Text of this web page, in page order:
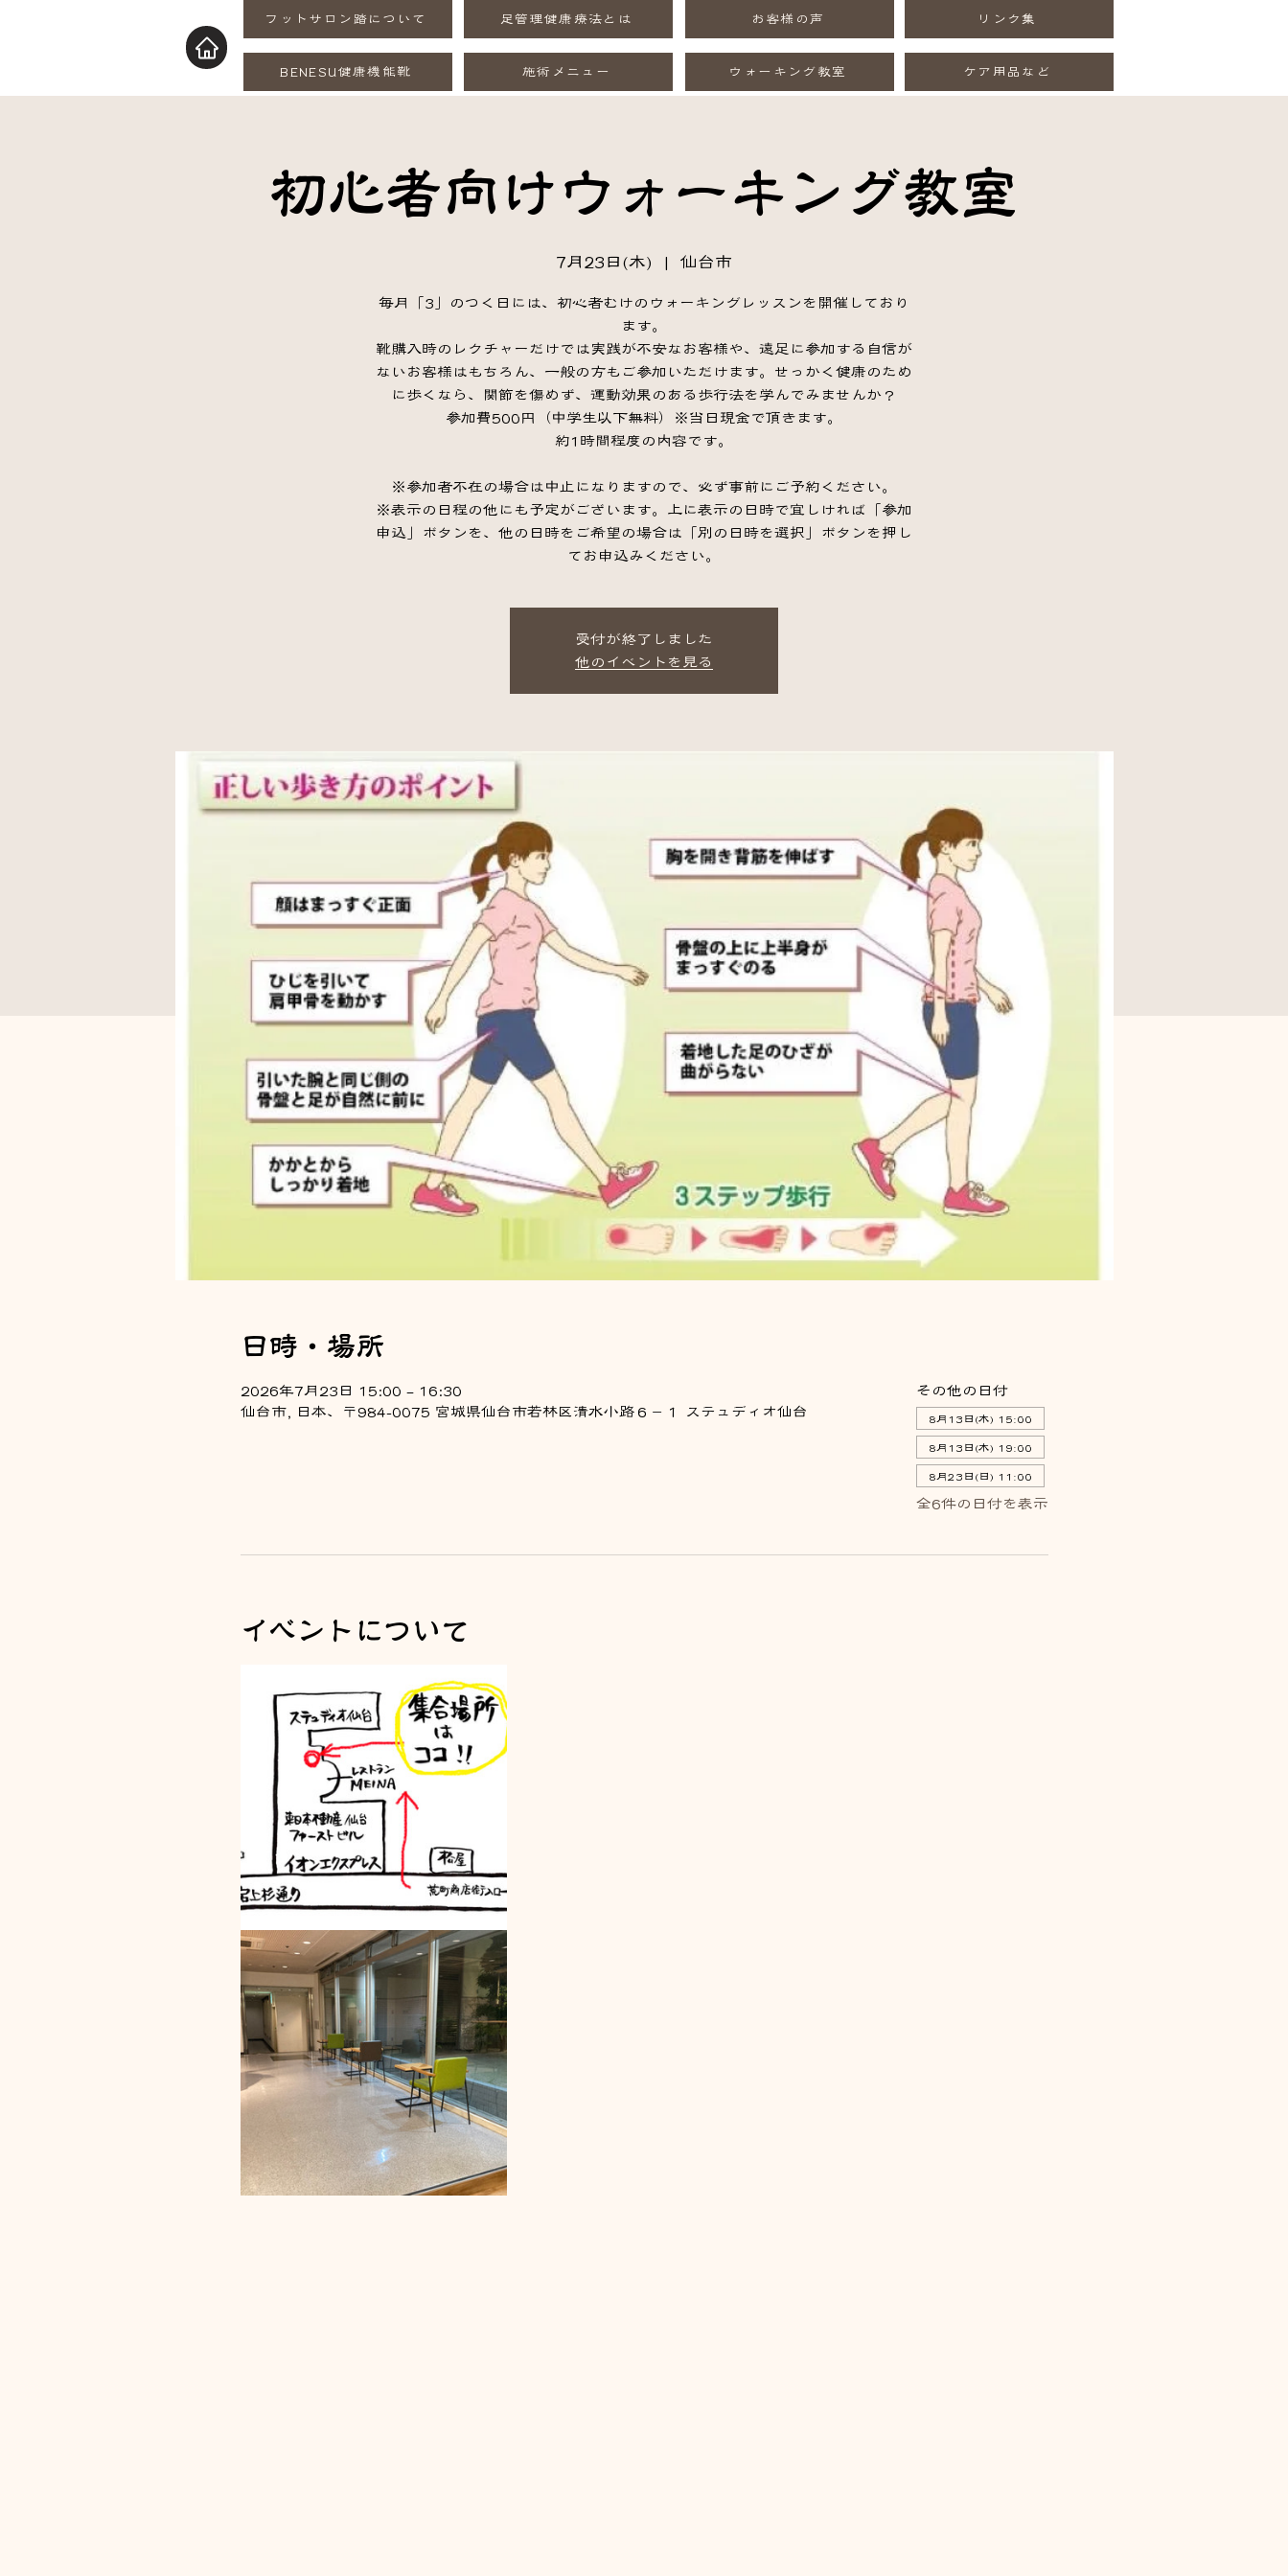
フットサロン踏について 足管理健康療法とは お客様の声 リンク集
BENESU健康機能靴 施術メニュー ウォーキング教室 ケア用品など
初心者向けウォーキング教室
7月23日(木)
  |
仙台市
毎月「3」のつく日には、初心者むけのウォーキングレッスンを開催しており
ます。
靴購入時のレクチャーだけでは実践が不安なお客様や、遠足に参加する自信が
ないお客様はもちろん、一般の方もご参加いただけます。せっかく健康のため
に歩くなら、関節を傷めず、運動効果のある歩行法を学んでみませんか？
参加費500円（中学生以下無料）※当日現金で頂きます。
約1時間程度の内容です。
※参加者不在の場合は中止になりますので、必ず事前にご予約ください。
※表示の日程の他にも予定がございます。上に表示の日時で宜しければ「参加
申込」ボタンを、他の日時をご希望の場合は「別の日時を選択」ボタンを押し
てお申込みください。
受付が終了しました
他のイベントを見る
日時・場所
2026年7月23日 15:00 – 16:30
仙台市, 日本、〒984-0075 宮城県仙台市若林区清水小路６−１ ステュディオ仙台
その他の日付
8月13日(木) 15:00
8月13日(木) 19:00
8月23日(日) 11:00
全6件の日付を表示
イベントについて